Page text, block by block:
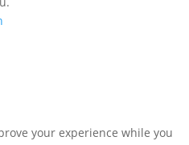
your experience while you